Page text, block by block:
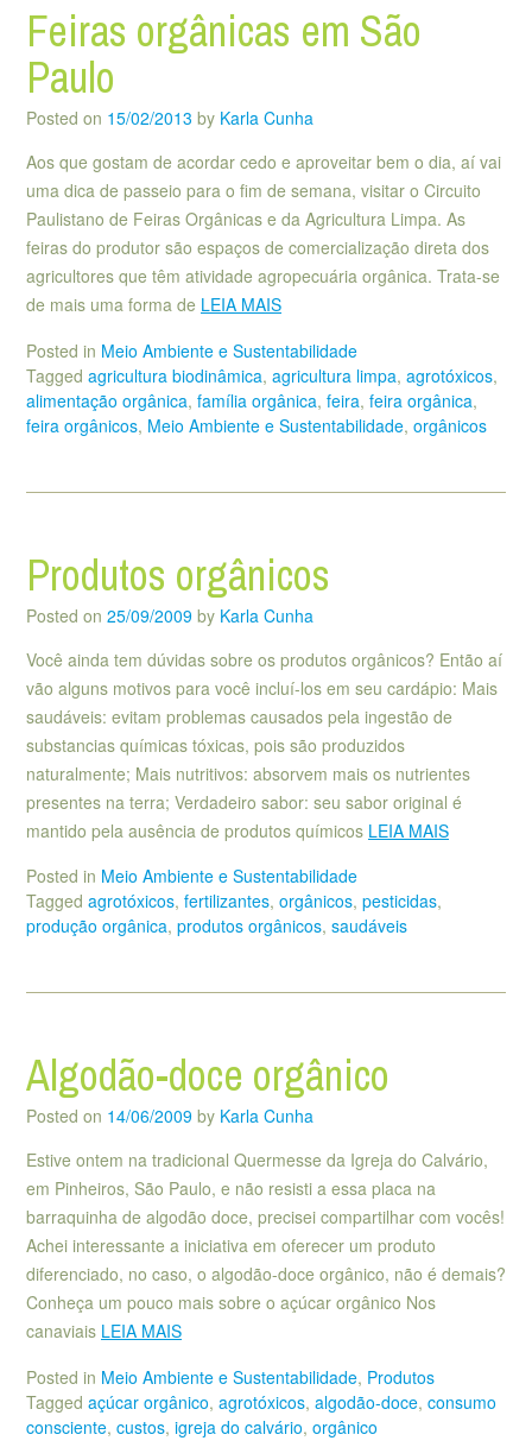
Feiras orgânicas em São
Paulo
Posted on 15/02/2013 by Karla Cunha
Aos que gostam de acordar cedo e aproveitar bem o dia, aí vai
uma dica de passeio para o fim de semana, visitar o Circuito
Paulistano de Feiras Orgânicas e da Agricultura Limpa. As
feiras do produtor são espaços de comercialização direta dos
agricultores que têm atividade agropecuária orgânica. Trata-se
de mais uma forma de LEIA MAIS
Posted in Meio Ambiente e Sustentabilidade
Tagged agricultura biodinâmica, agricultura limpa, agrotóxicos,
alimentação orgânica, família orgânica, feira, feira orgânica,
feira orgânicos, Meio Ambiente e Sustentabilidade, orgânicos
Produtos orgânicos
Posted on 25/09/2009 by Karla Cunha
Você ainda tem dúvidas sobre os produtos orgânicos? Então aí
vão alguns motivos para você incluí-los em seu cardápio: Mais
saudáveis: evitam problemas causados pela ingestão de
substancias químicas tóxicas, pois são produzidos
naturalmente; Mais nutritivos: absorvem mais os nutrientes
presentes na terra; Verdadeiro sabor: seu sabor original é
mantido pela ausência de produtos químicos LEIA MAIS
Posted in Meio Ambiente e Sustentabilidade
Tagged agrotóxicos, fertilizantes, orgânicos, pesticidas,
produção orgânica, produtos orgânicos, saudáveis
Algodão-doce orgânico
Posted on 14/06/2009 by Karla Cunha
Estive ontem na tradicional Quermesse da Igreja do Calvário,
em Pinheiros, São Paulo, e não resisti a essa placa na
barraquinha de algodão doce, precisei compartilhar com vocês!
Achei interessante a iniciativa em oferecer um produto
diferenciado, no caso, o algodão-doce orgânico, não é demais?
Conheça um pouco mais sobre o açúcar orgânico Nos
canaviais LEIA MAIS
Posted in Meio Ambiente e Sustentabilidade, Produtos
Tagged açúcar orgânico, agrotóxicos, algodão-doce, consumo
consciente, custos, igreja do calvário, orgânico